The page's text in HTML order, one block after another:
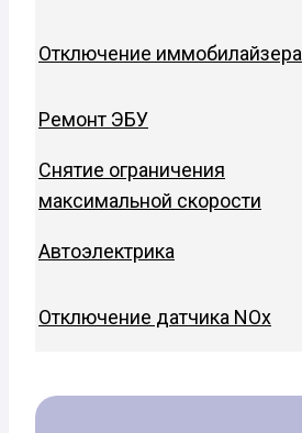
Отключение иммобилайзера
Ремонт ЭБУ
Снятие ограничения
максимальной скорости
Автоэлектрика
Отключение датчика NOx